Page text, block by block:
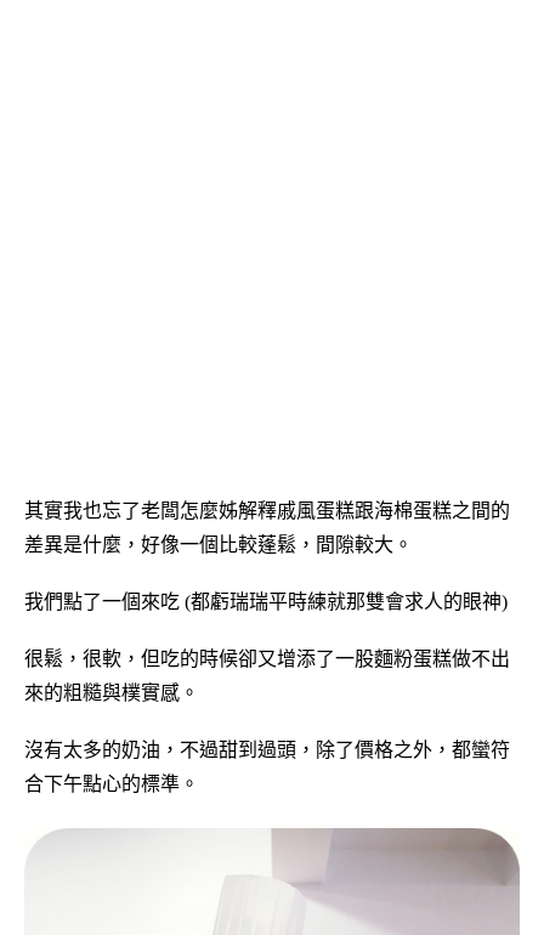
其實我也忘了老闆怎麼姊解釋戚風蛋糕跟海棉蛋糕之間的
差異是什麼，好像一個比較蓬鬆，間隙較大。
我們點了一個來吃 (都虧瑞瑞平時練就那雙會求人的眼神)
很鬆，很軟，但吃的時候卻又增添了一股麵粉蛋糕做不出
來的粗糙與樸實感。
沒有太多的奶油，不過甜到過頭，除了價格之外，都蠻符
合下午點心的標準。